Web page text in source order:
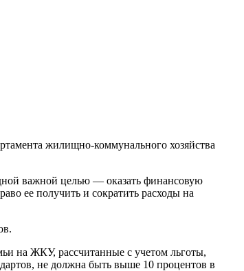
жилищно-коммунального хозяйства
важной целью — оказать финансовую
ее получить и сократить расходы на
на ЖКУ, рассчитанные с учетом льготы,
не должна быть выше 10 процентов в